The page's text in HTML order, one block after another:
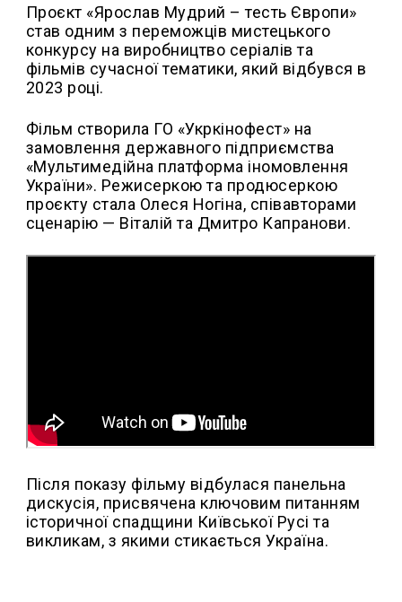
Проєкт «Ярослав Мудрий – тесть Європи»
став одним з переможців мистецького
конкурсу на виробництво серіалів та
фільмів сучасної тематики, який відбувся в
2023 році.
Фільм створила ГО «Укркінофест» на
замовлення державного підприємства
«Мультимедійна платформа іномовлення
України». Режисеркою та продюсеркою
проєкту стала Олеся Ногіна, співавторами
сценарію — Віталій та Дмитро Капранови.
Після показу фільму відбулася панельна
дискусія, присвячена ключовим питанням
історичної спадщини Київської Русі та
викликам, з якими стикається Україна.